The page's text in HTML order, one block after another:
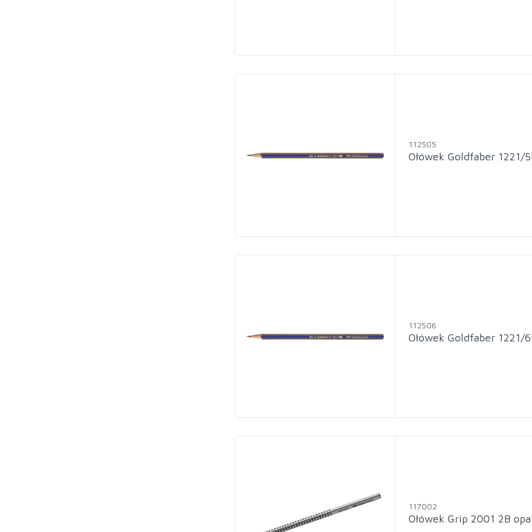
112505
Ołówek Goldfaber 1221/
112506
Ołówek Goldfaber 1221/
117002
Ołówek Grip 2001 2B